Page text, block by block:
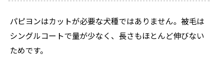
パピヨンはカットが必要な犬種ではありません。被毛は
シングルコートで量が少なく、長さもほとんど伸びない
ためです。